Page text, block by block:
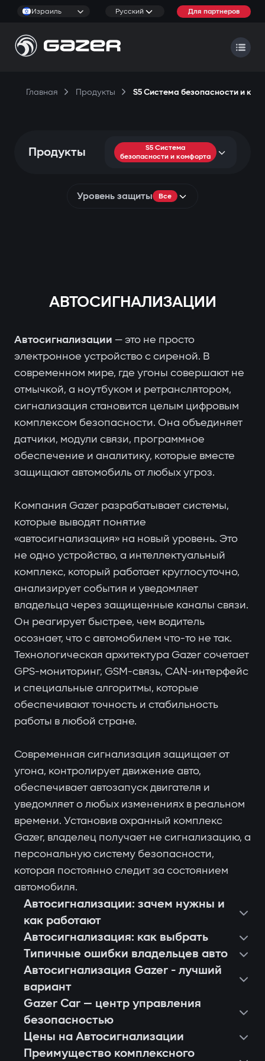
Израиль Русский Для партнеров
Главная Продукты S5 Система безопасности и
Продукты
S5 Система
безопасности и комфорта
Уровень защиты Все
АВТОСИГНАЛИЗАЦИИ
Автосигнализации — это не просто
электронное устройство с сиреной. В
современном мире, где угоны совершают не
отмычкой, а ноутбуком и ретранслятором,
сигнализация становится целым цифровым
комплексом безопасности. Она объединяет
датчики, модули связи, программное
обеспечение и аналитику, которые вместе
защищают автомобиль от любых угроз.
Компания Gazer разрабатывает системы,
которые выводят понятие
«автосигнализация» на новый уровень. Это
не одно устройство, а интеллектуальный
комплекс, который работает круглосуточно,
анализирует события и уведомляет
владельца через защищенные каналы связи.
Он реагирует быстрее, чем водитель
осознает, что с автомобилем что-то не так.
Технологическая архитектура Gazer сочетает
GPS-мониторинг, GSM-связь, CAN-интерфейс
и специальные алгоритмы, которые
обеспечивают точность и стабильность
работы в любой стране.
Современная сигнализация защищает от
угона, контролирует движение авто,
обеспечивает автозапуск двигателя и
уведомляет о любых изменениях в реальном
времени. Установив охранный комплекс
Gazer, владелец получает не сигнализацию, а
персональную систему безопасности,
которая постоянно следит за состоянием
автомобиля.
Автосигнализации: зачем нужны и
как работают
Автосигнализация: как выбрать
Типичные ошибки владельцев авто
Автосигнализация Gazer - лучший
вариант
Gazer Car — центр управления
безопасностью
Цены на Автосигнализации
Преимущество комплексного